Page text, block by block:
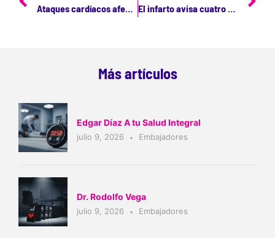
Más artículos
Edgar Díaz A tu Salud Integral
julio 9, 2026 Embajadores
Dr. Rodolfo Vega
julio 9, 2026 Embajadores